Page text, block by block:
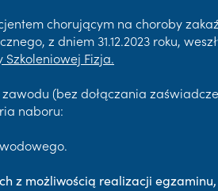
chorującym na choroby
z dniem 31.12.2023 roku,
Fizja.
(bez dołączania
naboru:
z możliwością realizacji